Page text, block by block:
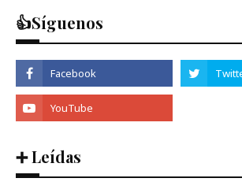
👍Síguenos
➕ Leídas